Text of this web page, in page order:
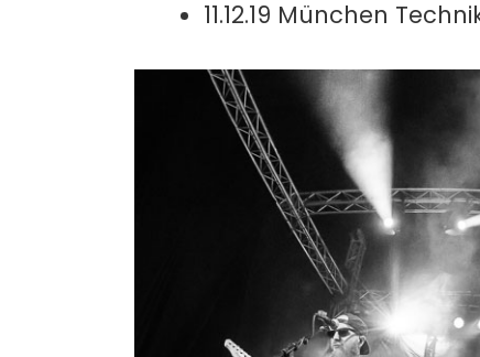
11.12.19 München